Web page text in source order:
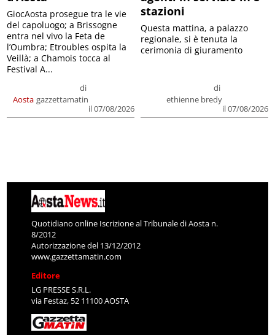
Aosta
di
gazzettamatin
il 07/08/2026
GiocAosta prosegue tra le vie
del capoluogo; a Brissogne
entra nel vivo la Feta de
l’Oumbra; Etroubles ospita la
Veillà; a Chamois tocca al
Festival A...
stazioni
di
ethienne bredy
il 07/08/2026
Questa mattina, a palazzo
regionale, si è tenuta la
cerimonia di giuramento
Quotidiano online Iscrizione al Tribunale di Aosta n.
8/2012
Autorizzazione del 13/12/2012
www.gazzettamatin.com
Editore
LG PRESSE S.R.L.
via Festaz, 52 11100 AOSTA